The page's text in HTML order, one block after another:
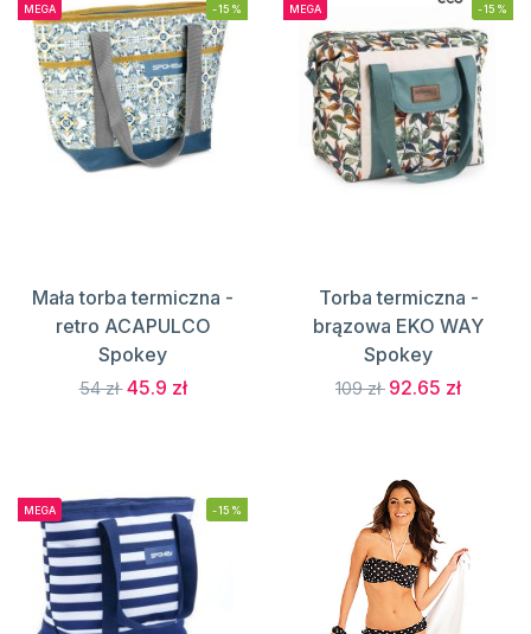
MEGA -15%
Mała torba termiczna -
retro ACAPULCO
Spokey
54 zł 45.9 zł
MEGA -15%
Torba termiczna -
brązowa EKO WAY
Spokey
109 zł 92.65 zł
MEGA -15%